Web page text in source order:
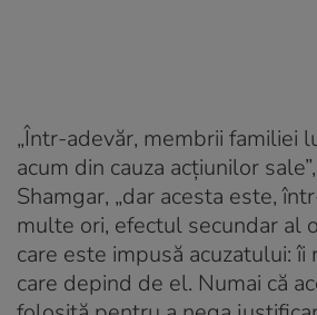
„Într-adevăr, membrii familiei
acum din cauza acțiunilor
Shamgar, „dar acesta este,
multe ori, efectul secundar al
care este impusă acuzatului: îi
care depind de el. Numai că